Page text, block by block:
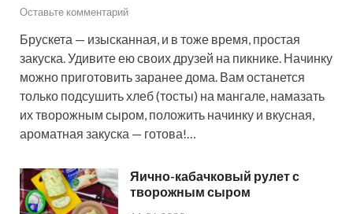
Оставьте комментарий
Брускета — изысканная, и в тоже время, простая
закуска. Удивите ею своих друзей на пикнике. Начинку
можно приготовить заранее дома. Вам останется
только подсушить хлеб (тосты) на мангале, намазать
их творожным сыром, положить начинку и вкусная,
ароматная закуска — готова!…
Яично-кабачковый рулет с
творожным сыром